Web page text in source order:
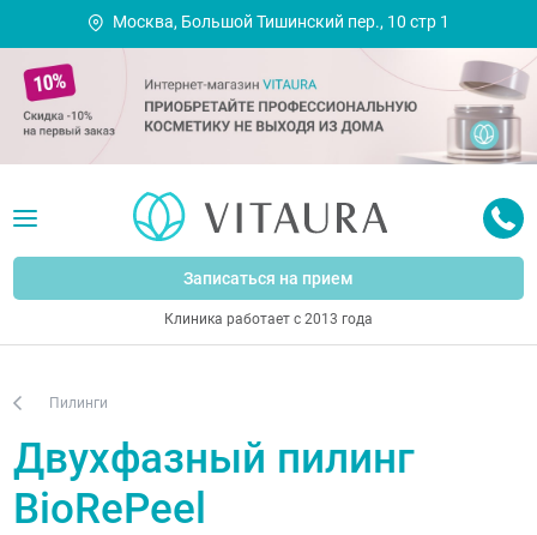
Москва, Большой Тишинский пер., 10 стр 1
Записаться на прием
Клиника работает с 2013 года
Пилинги
Двухфазный пилинг
BioRePeel